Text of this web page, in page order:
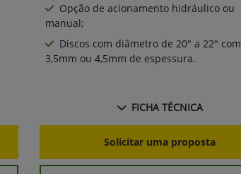
Opção de acionamento hidráulico ou
manual;
Discos com diâmetro de 20" a 22" com
3,5mm ou 4,5mm de espessura.
FICHA TÉCNICA
Solicitar uma proposta